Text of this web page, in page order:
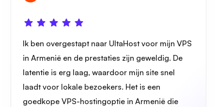
Ik ben overgestapt naar UltaHost voor mijn VPS
in Armenië en de prestaties zijn geweldig. De
latentie is erg laag, waardoor mijn site snel
laadt voor lokale bezoekers. Het is een
goedkope VPS-hostingoptie in Armenië die